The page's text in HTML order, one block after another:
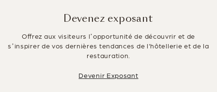
Devenez exposant
Offrez aux visiteurs l’opportunité de découvrir et de
s’inspirer de vos dernières tendances de l'hôtellerie et de la
restauration.
Devenir Exposant